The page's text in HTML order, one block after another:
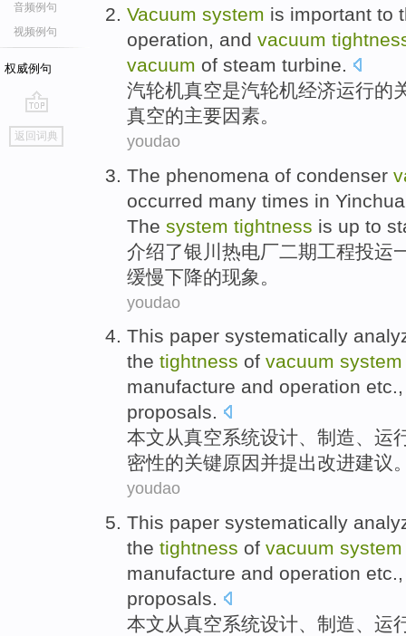
音频例句
视频例句
权威例句
go
top
返回词典
Vacuum system is important to
operation, and vacuum
vacuum of steam turbine.
汽轮机真空是汽轮机经济运行的
真空的主要因素。
youdao
The phenomena of condenser
occurred many times in
The system tightness is up to
介绍了银川热电厂二期工程投运
缓慢下降的现象 。
youdao
This paper systematically
the tightness of vacuum system
manufacture and operation etc
proposals.
本文从真空系统设计、 制造、 运
密性的关键原因并提出改进建议
youdao
This paper systematically
the tightness of vacuum system
manufacture and operation etc
proposals.
本文从真空系统设计、 制造、 运